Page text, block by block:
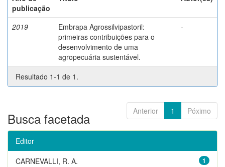
publicação
2019
Embrapa Agrossilvipastoril:
primeiras contribuições para o
desenvolvimento de uma
agropecuária sustentável.
-
Resultado 1-1 de 1.
Anterior 1 Póximo
Busca facetada
Editor
1
CARNEVALLI, R. A.